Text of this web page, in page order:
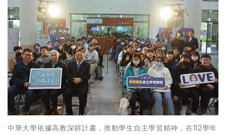
中華大學依據高教深耕計畫，推動學生自主學習精神，在112學年